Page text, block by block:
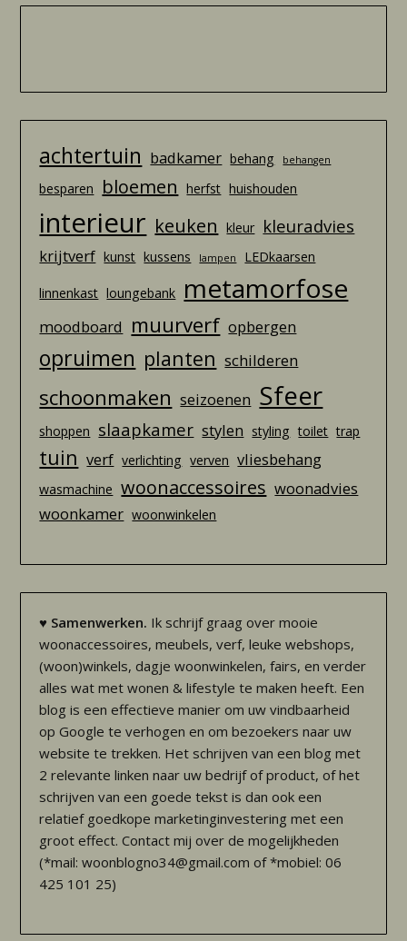
achtertuin badkamer behang behangen
besparen bloemen herfst huishouden
interieur keuken kleur kleuradvies
krijtverf kunst kussens lampen LEDkaarsen
linnenkast loungebank metamorfose
moodboard muurverf opbergen
opruimen planten schilderen
schoonmaken seizoenen Sfeer
shoppen slaapkamer stylen styling toilet trap
tuin verf verlichting verven vliesbehang
wasmachine woonaccessoires woonadvies
woonkamer woonwinkelen
♥ Samenwerken. Ik schrijf graag over mooie
woonaccessoires, meubels, verf, leuke webshops,
(woon)winkels, dagje woonwinkelen, fairs, en verder
alles wat met wonen & lifestyle te maken heeft. Een
blog is een effectieve manier om uw vindbaarheid
op Google te verhogen en om bezoekers naar uw
website te trekken. Het schrijven van een blog met
2 relevante linken naar uw bedrijf of product, of het
schrijven van een goede tekst is dan ook een
relatief goedkope marketinginvestering met een
groot effect. Contact mij over de mogelijkheden
(*mail: woonblogno34@gmail.com of *mobiel: 06
425 101 25)